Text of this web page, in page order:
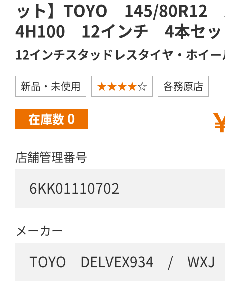
ット】TOYO 145/
4H100 12インチ 4本セッ
12インチスタッドレスタイヤ・ホイ
新品・未使用 ★★★★☆ 各務原店
在庫数 0
店舗管理番号
6KK01110702
メーカー
TOYO DELVEX934 / WXJ